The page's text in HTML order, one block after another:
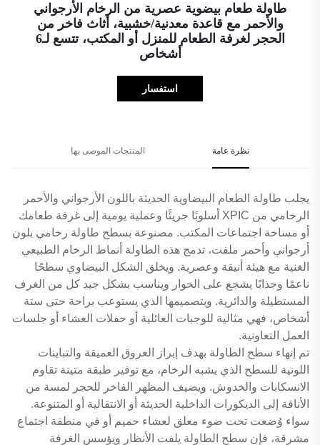
طاولة طعام بيضوية عصرية من الرخام الأرجواني
والأحمر مع قاعدة معدنية/خشبية، أثاث فاخر من
الحجر لغرفة الطعام للمنزل أو المكتب، تتسع لـ6
أشخاص
استفسار
نظرة عامة المنتجات الموصى بها
يجلب طاولة الطعام البيضاوية الحديثة باللون الأرجواني والأحمر
الرخامي من XPIC أسلوبًا جريئًا وعملية يومية إلى غرفة طعامك
أو مساحة اجتماعات المكتب. مصنوعة بسطح طاولة رخامي بلون
أرجواني وأحمر ملفت، تدمج هذه الطاولة أنماط الرخام الطبيعي
الغنية مع هيئة أنيقة وعصرية. ويخلق الشكل البيضاوي سطحًا
ناعمًا وجذابًا يشجع على الحوار ويناسب بشكل جيد كل من الغرف
المستطيلة والدائرية. وبتصميمها الذي يستوعب براحة حتى ستة
أشخاص، فهي مثالية للوجبات العائلية أو حفلات العشاء أو جلسات
العمل التعاونية.
تم إنهاء سطح الطاولة بهدف إبراز العروق العميقة والتباينات
اللونية للسطح الذي يشبه الرخام، مع توفير طبقة متينة تقاوم
الانسكابات والخدوش. ويضيف المظهر الفاخر للحجر لمسة من
الأناقة إلى الديكورات الداخلية الحديثة أو الانتقالية أو المتنوعة.
سواء وُضعت تحت ضوء معلق لعشاء حميم أو في منطقة اجتماع
مشرقة، فإن سطح الطاولة يلفت الأنظار ويؤسس الغرفة